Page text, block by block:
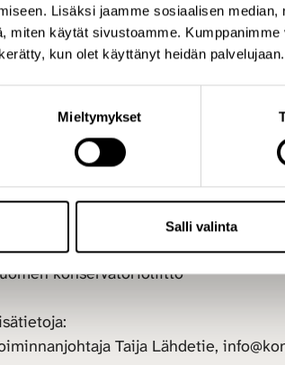
Lisäksi jaamme sosiaalisen median,
miten käytät sivustoamme.
kun olet käyttänyt heidän palvelujaan.
Mieltymykset
Salli valinta
ja tutkimuspäällikköEero
Kahvitilaisuus
Kulttuuripolitiikan tutkimuskeskus Cupore
musiikkioppilaitosten liitto
konservatorioliitto
Taija Lähdetie,